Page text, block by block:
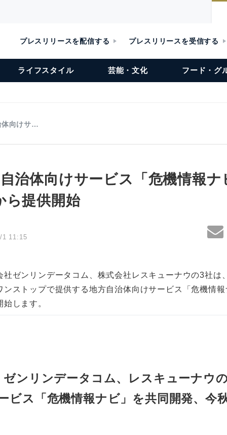
プレスリリースを配信する プレスリリースを受信する
ライフスタイル 芸能・文化 フード・グ
体向けサ…
治体向けサービス「危機情報ナ
ら提供開始
1 11:15
社ゼンリンデータコム、株式会社レスキューナウの3社は
ンストップで提供する地方自治体向けサービス「危機情
します。
ゼンリンデータコム、レスキューナウ
ビス「危機情報ナビ」を共同開発、今